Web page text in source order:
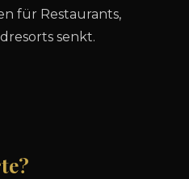
für Restaurants,
senkt.